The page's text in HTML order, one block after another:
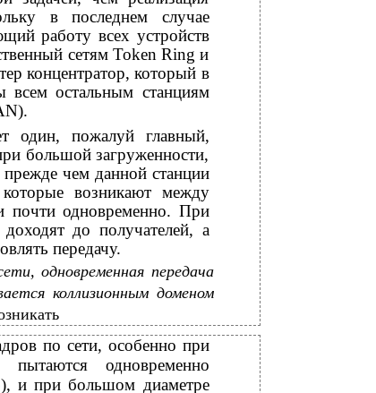
в последнем случае
работу всех устройств
сетям Token Ring и
концентратор, который в
всем остальным станциям
один, пожалуй главный,
большой загруженности,
чем данной станции
возникают между
почти одновременно. При
до получателей, а
передачу.
одновременная передача
коллизионным доменом
по сети, особенно при
одновременно
и при большом диаметре